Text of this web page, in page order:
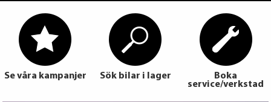
Se våra kampanjer Sök bilar i lager
Boka
service/verkstad